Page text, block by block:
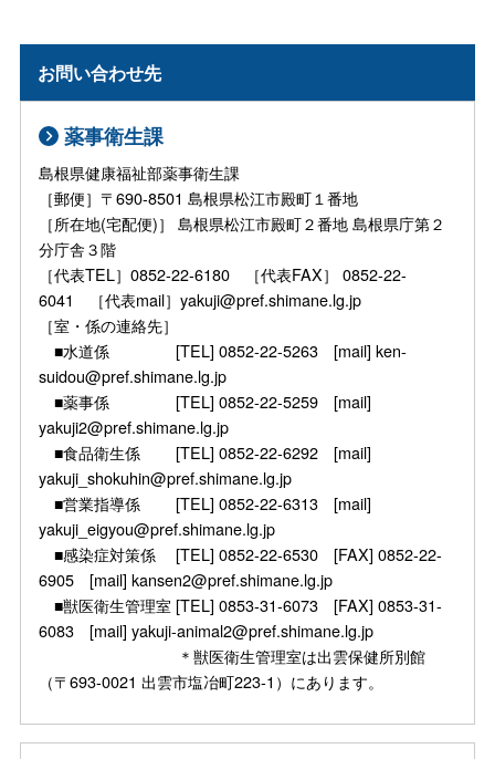
お問い合わせ先
薬事衛生課
島根県健康福祉部薬事衛生課
［郵便］〒690-8501 島根県松江市殿町１番地
［所在地(宅配便)］ 島根県松江市殿町２番地 島根県庁第２
分庁舎３階
［代表TEL］0852-22-6180 ［代表FAX］ 0852-22-
6041 ［代表mail］yakuji@pref.shimane.lg.jp
［室・係の連絡先］
■水道係 [TEL] 0852-22-5263 [mail] ken-
suidou@pref.shimane.lg.jp
■薬事係 [TEL] 0852-22-5259 [mail]
yakuji2@pref.shimane.lg.jp
■食品衛生係 [TEL] 0852-22-6292 [mail]
yakuji_shokuhin@pref.shimane.lg.jp
■営業指導係 [TEL] 0852-22-6313 [mail]
yakuji_eigyou@pref.shimane.lg.jp
■感染症対策係 [TEL] 0852-22-6530 [FAX] 0852-22-
6905 [mail] kansen2@pref.shimane.lg.jp
■獣医衛生管理室 [TEL] 0853-31-6073 [FAX] 0853-31-
6083 [mail] yakuji-animal2@pref.shimane.lg.jp
＊獣医衛生管理室は出雲保健所別館
（〒693-0021 出雲市塩冶町223-1）にあります。